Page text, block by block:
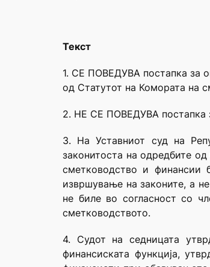
Текст
1. СЕ ПОВЕДУВА постапка за
од Статутот на Комората на
2. НЕ СЕ ПОВЕДУВА постапка
3. На Уставниот суд на
законитоста на одредбите
сметководство и финансии
извршување на законите, а
не биле во согласност со
сметководството.
4. Судот на седницата
финансиската функција,